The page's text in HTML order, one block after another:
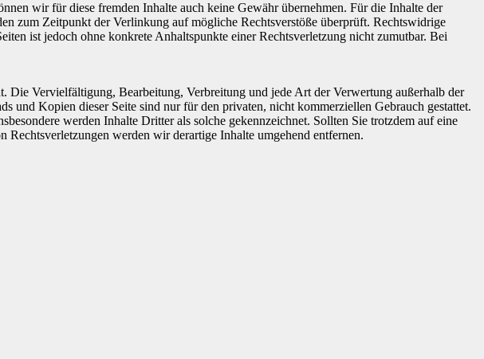
wir für diese fremden Inhalte auch keine Gewähr übernehmen. Für die Inhalte der
zum Zeitpunkt der Verlinkung auf mögliche Rechtsverstöße überprüft. Rechtswidrige
ist jedoch ohne konkrete Anhaltspunkte einer Rechtsverletzung nicht zumutbar. Bei
Die Vervielfältigung, Bearbeitung, Verbreitung und jede Art der Verwertung außerhalb der
und Kopien dieser Seite sind nur für den privaten, nicht kommerziellen Gebrauch gestattet.
werden Inhalte Dritter als solche gekennzeichnet. Sollten Sie trotzdem auf eine
werden wir derartige Inhalte umgehend entfernen.